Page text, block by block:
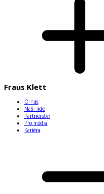
Fraus Klett
O nás
Naši lidé
Partnerství
Pro média
Kariéra